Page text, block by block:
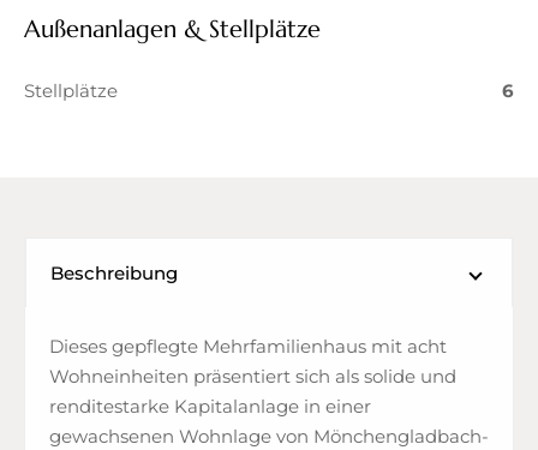
Außenanlagen & Stellplätze
Stellplätze 6
Beschreibung
Dieses gepflegte Mehrfamilienhaus mit acht
Wohneinheiten präsentiert sich als solide und
renditestarke Kapitalanlage in einer
gewachsenen Wohnlage von Mönchengladbach-